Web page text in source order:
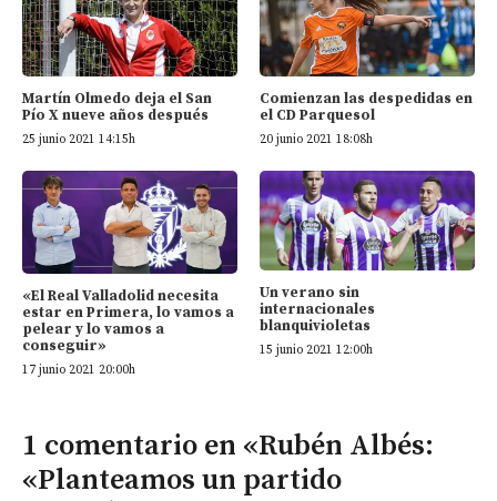
Martín Olmedo deja el San
Pío X nueve años después
25 junio 2021 14:15h
Comienzan las despedidas en
el CD Parquesol
20 junio 2021 18:08h
«El Real Valladolid necesita
estar en Primera, lo vamos a
pelear y lo vamos a
conseguir»
17 junio 2021 20:00h
Un verano sin
internacionales
blanquivioletas
15 junio 2021 12:00h
1 comentario en «Rubén Albés:
«Planteamos un partido